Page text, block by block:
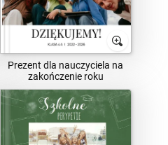
Prezent dla nauczyciela na
zakończenie roku